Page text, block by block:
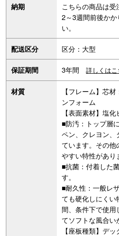
納期
こちらの商品は
2～3週間前後か
い。
配送区分 区分：大型
保証期間 3年間詳しくはこ
材質
【フレーム】芯
ンフォーム
【表面素材】塩
■防汚：トップ層
ペン、クレヨン
ています。その他
やすい特性があり
■抗菌：付着した
す。
■耐久性：一般レ
ても硬化しにくい
間、条件下で使
てソフトな風合い
【座板種類】デッ